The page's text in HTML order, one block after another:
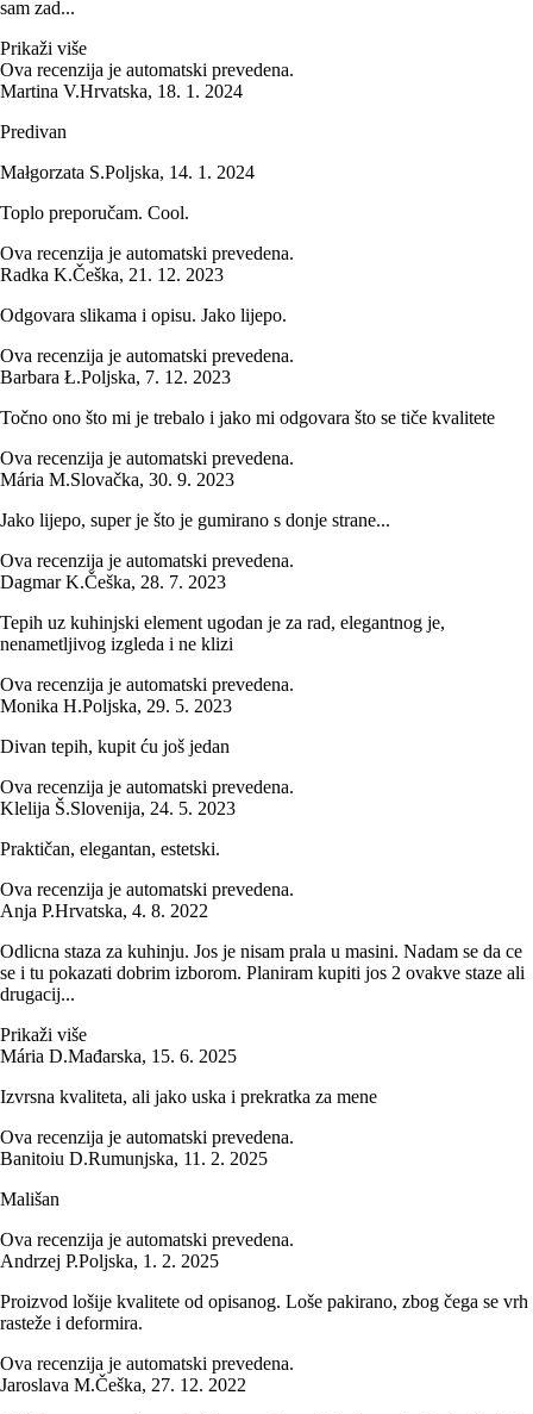
sam zad...
Prikaži više
Ova recenzija je automatski prevedena.
Martina V.Hrvatska, 18. 1. 2024
Predivan
Małgorzata S.Poljska, 14. 1. 2024
Toplo preporučam. Cool.
Ova recenzija je automatski prevedena.
Radka K.Češka, 21. 12. 2023
Odgovara slikama i opisu. Jako lijepo.
Ova recenzija je automatski prevedena.
Barbara Ł.Poljska, 7. 12. 2023
Točno ono što mi je trebalo i jako mi odgovara što se tiče kvalitete
Ova recenzija je automatski prevedena.
Mária M.Slovačka, 30. 9. 2023
Jako lijepo, super je što je gumirano s donje strane...
Ova recenzija je automatski prevedena.
Dagmar K.Češka, 28. 7. 2023
Tepih uz kuhinjski element ugodan je za rad, elegantnog je,
nenametljivog izgleda i ne klizi
Ova recenzija je automatski prevedena.
Monika H.Poljska, 29. 5. 2023
Divan tepih, kupit ću još jedan
Ova recenzija je automatski prevedena.
Klelija Š.Slovenija, 24. 5. 2023
Praktičan, elegantan, estetski.
Ova recenzija je automatski prevedena.
Anja P.Hrvatska, 4. 8. 2022
Odlicna staza za kuhinju. Jos je nisam prala u masini. Nadam se da ce
se i tu pokazati dobrim izborom. Planiram kupiti jos 2 ovakve staze ali
drugacij...
Prikaži više
Mária D.Mađarska, 15. 6. 2025
Izvrsna kvaliteta, ali jako uska i prekratka za mene
Ova recenzija je automatski prevedena.
Banitoiu D.Rumunjska, 11. 2. 2025
Mališan
Ova recenzija je automatski prevedena.
Andrzej P.Poljska, 1. 2. 2025
Proizvod lošije kvalitete od opisanog. Loše pakirano, zbog čega se vrh
rasteže i deformira.
Ova recenzija je automatski prevedena.
Jaroslava M.Češka, 27. 12. 2022